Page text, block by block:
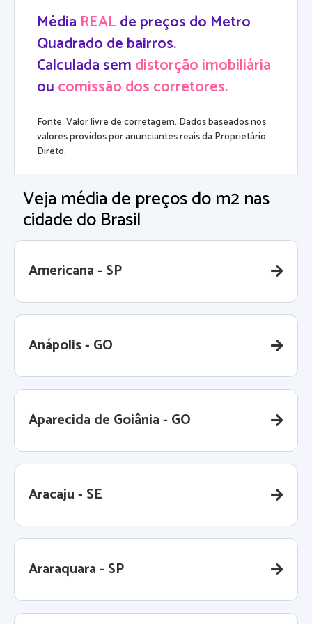
Média REALde preços do Metro
Quadrado de bairros.
Calculada semdistorção imobiliária
oucomissão dos corretores.
Fonte: Valor livre de corretagem. Dados baseados nos
valores providos por anunciantes reais da Proprietário
Direto.
Veja média de preços do m2 nas
cidade do Brasil
Americana - SP
Anápolis - GO
Aparecida de Goiânia - GO
Aracaju - SE
Araraquara - SP